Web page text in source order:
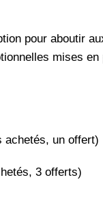
pour aboutir
mises
achetés, un offert)
3 offerts)